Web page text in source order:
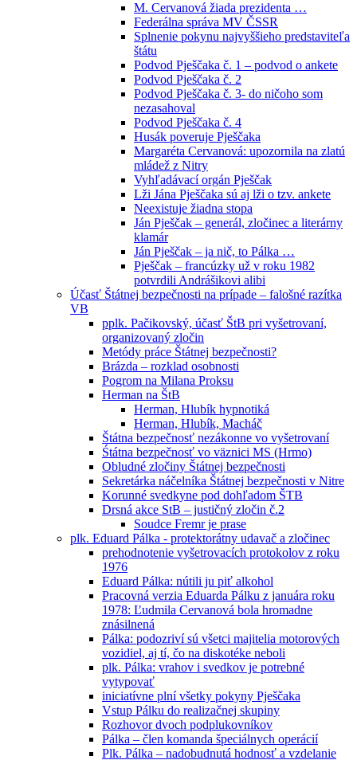
M. Cervanová žiada prezidenta …
Federálna správa MV ČSSR
Splnenie pokynu najvyššieho predstaviteľa
štátu
Podvod Pješčaka č. 1 – podvod o ankete
Podvod Pješčaka č. 2
Podvod Pješčaka č. 3- do ničoho som
nezasahoval
Podvod Pješčaka č. 4
Husák poveruje Pješčaka
Margaréta Cervanová: upozornila na zlatú
mládež z Nitry
Vyhľadávací orgán Pješčak
Lži Jána Pješčaka sú aj lži o tzv. ankete
Neexistuje žiadna stopa
Ján Pješčak – generál, zločinec a literárny
klamár
Ján Pješčak – ja nič, to Pálka …
Pješčak – francúzky už v roku 1982
potvrdili Andrášikovi alibi
Účasť Štátnej bezpečnosti na prípade – falošné razítka
VB
pplk. Pačikovský, účasť ŠtB pri vyšetrovaní,
organizovaný zločin
Metódy práce Štátnej bezpečnosti?
Brázda – rozklad osobnosti
Pogrom na Milana Proksu
Herman na ŠtB
Herman, Hlubík hypnotiká
Herman, Hlubík, Macháč
Štátna bezpečnosť nezákonne vo vyšetrovaní
Śtátna bezpečnosť vo väznici MS (Hrmo)
Obludné zločiny Štátnej bezpečnosti
Sekretárka náčelníka Štátnej bezpečnosti v Nitre
Korunné svedkyne pod dohľadom ŠTB
Drsná akce StB – justičný zločin č.2
Soudce Fremr je prase
plk. Eduard Pálka - protektorátny udavač a zločinec
prehodnotenie vyšetrovacích protokolov z roku
1976
Eduard Pálka: nútili ju piť alkohol
Pracovná verzia Eduarda Pálku z januára roku
1978: Ľudmila Cervanová bola hromadne
znásilnená
Pálka: podozriví sú všetci majitelia motorových
vozidiel, aj tí, čo na diskotéke neboli
plk. Pálka: vrahov i svedkov je potrebné
vytypovať
iniciatívne plní všetky pokyny Pješčaka
Vstup Pálku do realizačnej skupiny
Rozhovor dvoch podplukovníkov
Pálka – člen komanda špeciálnych operácií
Plk. Pálka – nadobudnutá hodnosť a vzdelanie